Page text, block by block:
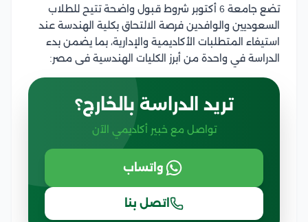
تضع جامعة 6 أكتوبر شروط قبول واضحة تتيح للطلاب
السعوديين والوافدين فرصة الالتحاق بكلية الهندسة عند
استيفاء المتطلبات الأكاديمية والإدارية، بما يضمن بدء
الدراسة في واحدة من أبرز الكليات الهندسية فى مصر:
تريد الدراسة بالخارج؟
تواصل مع خبير أكاديمي الآن
واتساب
اتصل بنا